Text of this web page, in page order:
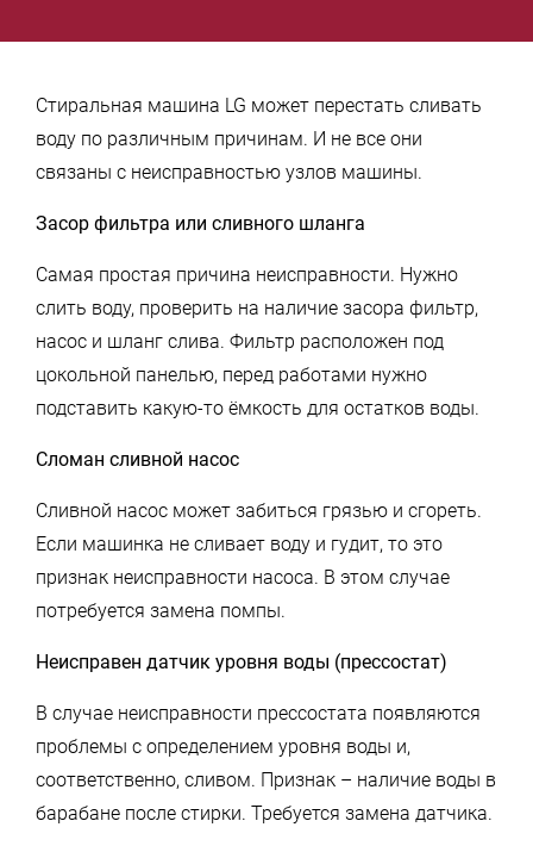
Стиральная машина LG может перестать сливать
воду по различным причинам. И не все они
связаны с неисправностью узлов машины.
Засор фильтра или сливного шланга
Самая простая причина неисправности. Нужно
слить воду, проверить на наличие засора фильтр,
насос и шланг слива. Фильтр расположен под
цокольной панелью, перед работами нужно
подставить какую-то ёмкость для остатков воды.
Сломан сливной насос
Сливной насос может забиться грязью и сгореть.
Если машинка не сливает воду и гудит, то это
признак неисправности насоса. В этом случае
потребуется замена помпы.
Неисправен датчик уровня воды (прессостат)
В случае неисправности прессостата появляются
проблемы с определением уровня воды и,
соответственно, сливом. Признак – наличие воды в
барабане после стирки. Требуется замена датчика.